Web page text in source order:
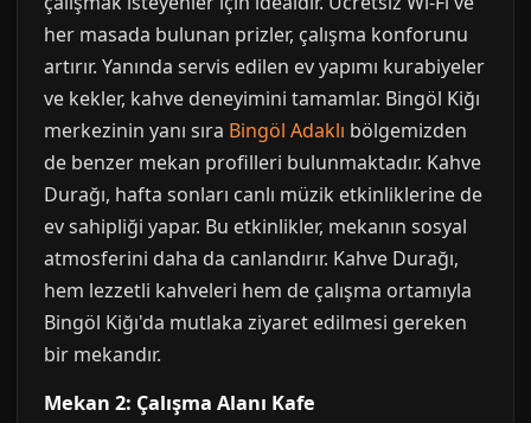
her masada bulunan prizler, çalışma konforunu
artırır. Yanında servis edilen ev yapımı kurabiyeler
ve kekler, kahve deneyimini tamamlar. Bingöl Kiğı
merkezinin yanı sıra Bingöl Adaklı bölgemizden
de benzer mekan profilleri bulunmaktadır. Kahve
Durağı, hafta sonları canlı müzik etkinliklerine de
ev sahipliği yapar. Bu etkinlikler, mekanın sosyal
atmosferini daha da canlandırır. Kahve Durağı,
hem lezzetli kahveleri hem de çalışma ortamıyla
Bingöl Kiğı'da mutlaka ziyaret edilmesi gereken
bir mekandır.
Mekan 2: Çalışma Alanı Kafe